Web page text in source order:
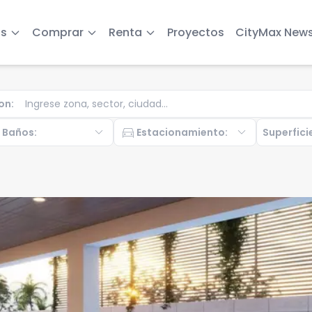
Comprar Renta Proyectos CityMax
:
Baños: expand_more directions_car Estacionamiento: expand_more